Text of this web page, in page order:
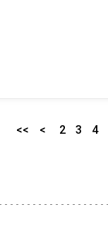
<< < 2 3 4